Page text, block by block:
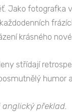
Jako fotografka
krásného
střídají
humor
překlad.